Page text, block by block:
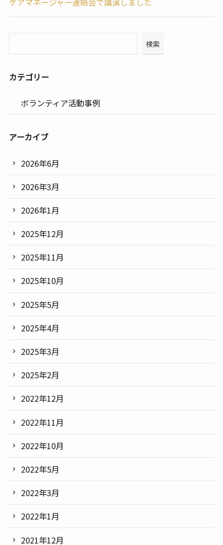
検索
カテゴリー
ボランティア活動事例
アーカイブ
2026年6月
2026年3月
2026年1月
2025年12月
2025年11月
2025年10月
2025年5月
2025年4月
2025年3月
2025年2月
2022年12月
2022年11月
2022年10月
2022年5月
2022年3月
2022年1月
2021年12月